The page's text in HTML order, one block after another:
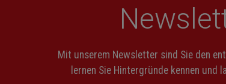
Mit unserem Newsletter sind Sie den
lernen Sie Hintergründe kennen und